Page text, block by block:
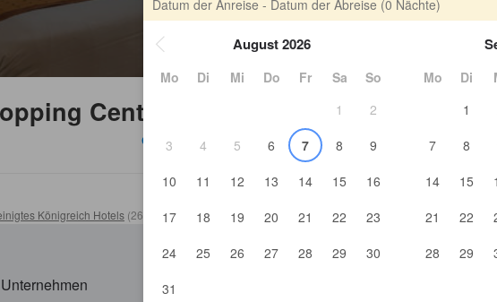
Datum der Anreise - Datum der Abreise (0 Nächte)
August 2026
Mo Di Mi Do Fr Sa
So
1
2
3
4 5 6 7 8
9
10
11 12 13 14 15
16
17
18 19 20 21 22
23
24
25 26 27 28 29
30
31
Mo Di
1
7
8
14
15
21
22
28
29
Center und Umgebung
Gilmerton Cove
Königreich Hotels (268.961) Schottland Hotels 20.203 > Edinburgh Hotels 2.747
Unternehmen